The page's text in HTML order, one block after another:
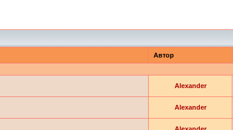
Автор
Alexander
Alexander